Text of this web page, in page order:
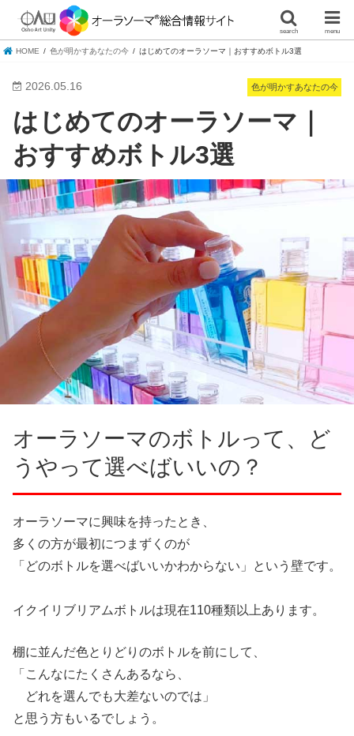
search menu
HOME 色が明かすあなたの今 はじめてのオーラソーマ｜おすすめボトル3選
色が明かすあなたの今
2026.05.16
はじめてのオーラソーマ｜
おすすめボトル3選
オーラソーマのボトルって、ど
うやって選べばいいの？
オーラソーマに興味を持ったとき、
多くの方が最初につまずくのが
「どのボトルを選べばいいかわからない」という壁です。
イクイリブリアムボトルは現在110種類以上あります。
棚に並んだ色とりどりのボトルを前にして、
「こんなにたくさんあるなら、
どれを選んでも大差ないのでは」
と思う方もいるでしょう。